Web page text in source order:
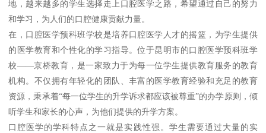
地，越来越多的学生选择走上口腔医学之路，希望通过自己的努力
和学习，为人们的口腔健康贡献力量。
在，口腔医学预科班学校是培养口腔医学人才的摇篮，为学生提供
的医学教育和个性化的学习指导。位于昆明市的口腔医学预科班学
校——京桥教育，是一家致力于为每一位学生提供教育服务的教育
机构。不仅拥有年轻化的团队、丰富的医学教育经验和充足的教育
资源，秉承着“每一位学生的升学诉求都应该被尊重”的办学原则，倾
听学生和家长的心声，为他们提供的升学方案。
口腔医学的学科特点之一就是实践性强。学生需要通过大量的实